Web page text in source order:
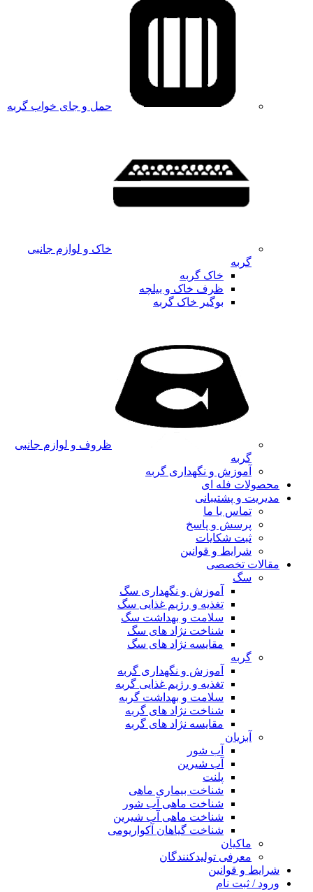
حمل و جای خواب گربه
خاک و لوازم جانبی
گربه
خاک گربه
ظرف خاک و بیلچه
بوگیر خاک گربه
ظروف و لوازم جانبی
گربه
آموزش و نگهداری گربه
محصولات فله ای
مدیریت و پشتیبانی
تماس با ما
پرسش و پاسخ
ثبت شکایات
شرایط و قوانین
مقالات تخصصی
سگ
آموزش و نگهداری سگ
تغذیه و رژیم غذایی سگ
سلامت و بهداشت سگ
شناخت نژاد های سگ
مقایسه نژاد های سگ
گربه
آموزش و نگهداری گربه
تغذیه و رژیم غذایی گربه
سلامت و بهداشت گربه
شناخت نژاد های گربه
مقایسه نژاد های گربه
آبزیان
آب شور
آب شیرین
پلنت
شناخت بیماری ماهی
شناخت ماهی آب شور
شناخت ماهی آب شیرین
شناخت گیاهان آکواریومی
ماکیان
معرفی تولیدکنندگان
شرایط و قوانین
ورود / ثبت نام